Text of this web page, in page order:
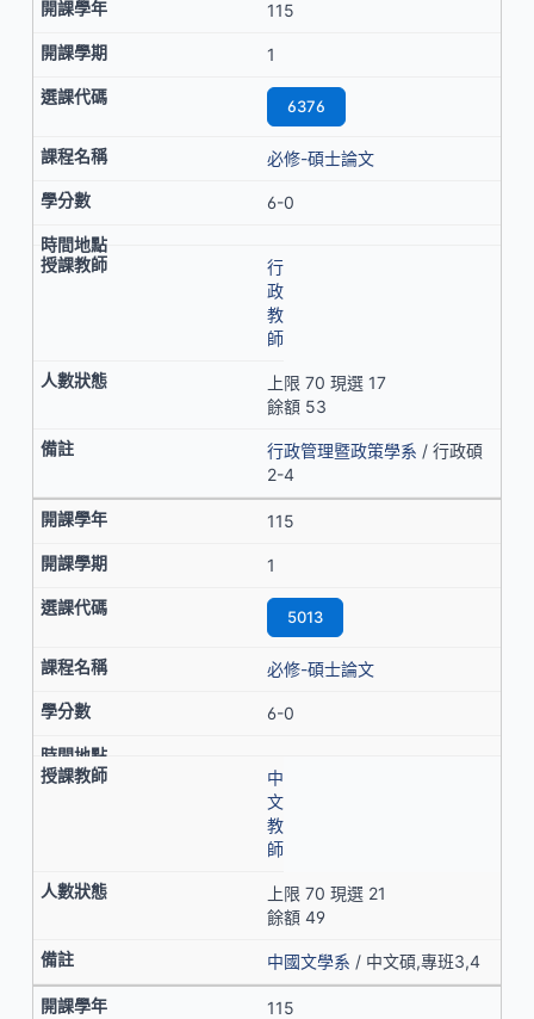
115
1
6376
必修-碩士論文
6-0
行
政
教
師
上限 70 現選 17
餘額 53
行政管理暨政策學系 / 行政碩
2-4
115
1
5013
必修-碩士論文
6-0
中
文
教
師
上限 70 現選 21
餘額 49
中國文學系 / 中文碩,專班3,4
115